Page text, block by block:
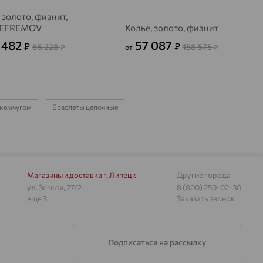
золото, фианит,
EFREMOV
₽ 65 228₽
Колье, золото, фианит
от 57 087 ₽ 158 575₽
Браслеты цепочные
Магазины и доставка г. Липецк
ул. Зегеля, 27/2
еще 3
Другие города
8 (800) 250-02-30
Заказать звонок
Подписаться на рассылку